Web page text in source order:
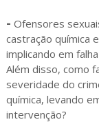
- Ofensores
castração química
implicando em
Além disso, como
severidade do
química, levando
intervenção?